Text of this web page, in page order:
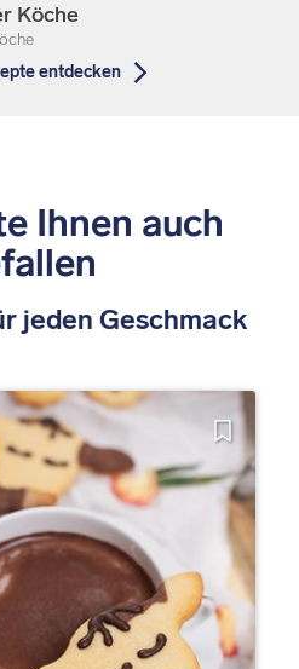
Köche
entdecken
Ihnen auch
jeden Geschmack